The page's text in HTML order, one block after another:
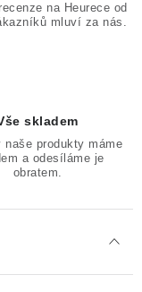
na Heurece od
mluví za nás.
skladem
naše produkty máme
a odesíláme je
obratem.